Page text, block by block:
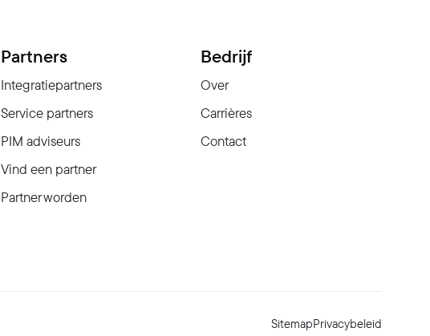
Partners
Integratiepartners
Service partners
PIM adviseurs
Vind een partner
Partner worden
Bedrijf
Over
Carrières
Contact
SitemapPrivacybeleid